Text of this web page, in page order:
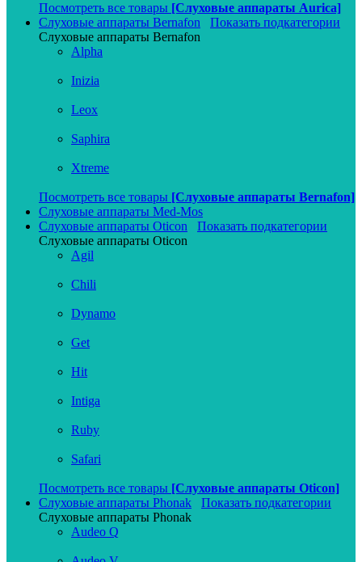
Посмотреть все товары [Слуховые аппараты Aurica]
Слуховые аппараты Bernafon
Показать подкатегории
Слуховые аппараты Bernafon
Alpha
Inizia
Leox
Saphira
Xtreme
Посмотреть все товары [Слуховые аппараты Bernafon]
Слуховые аппараты Med-Mos
Слуховые аппараты Oticon
Показать подкатегории
Слуховые аппараты Oticon
Agil
Chili
Dynamo
Get
Hit
Intiga
Ruby
Safari
Посмотреть все товары [Слуховые аппараты Oticon]
Слуховые аппараты Phonak
Показать подкатегории
Слуховые аппараты Phonak
Audeo Q